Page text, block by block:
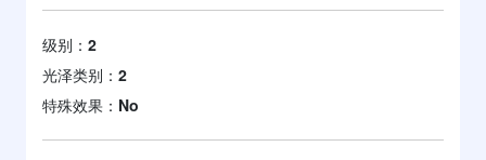
级别： 2
光泽类别： 2
特殊效果： No